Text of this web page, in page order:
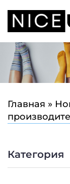
Главная »
Категория